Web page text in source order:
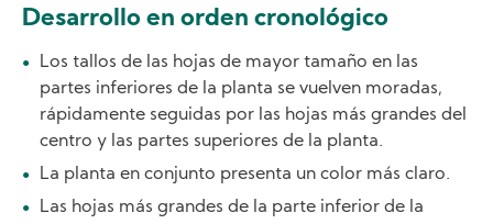
Desarrollo en orden cronológico
Los tallos de las hojas de mayor tamaño en las
partes inferiores de la planta se vuelven moradas,
rápidamente seguidas por las hojas más grandes del
centro y las partes superiores de la planta.
La planta en conjunto presenta un color más claro.
Las hojas más grandes de la parte inferior de la